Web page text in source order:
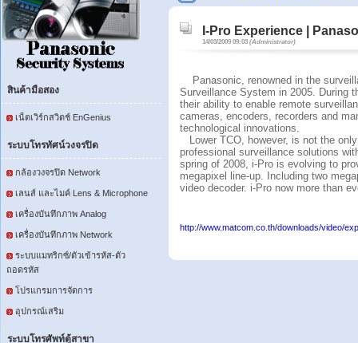
สินค้ามือสอง
เน็ตเวิร์กสวิตช์ EnGenius
ระบบโทรทัศน์วงจรปิด
กล้องวงจรปิด Network
เลนส์ และไมค์ Lens & Microphone
เครื่องบันทึกภาพ Analog
เครื่องบันทึกภาพ Network
ระบบแมทริกซ์/ตัวเข้ารหัส-ตัว
ถอดรหัส
โปรแกรมการจัดการ
อุปกรณ์เสริม
ระบบโทรศัพท์ตู้สาขา
I-Pro Experience |
14/03/2009 09:03 (Administrator)
Panasonic, renowned in the
Surveillance System in 2005. During
their ability to enable remote
cameras, encoders, recorders and
technological innovations.
Lower TCO, however, is not the
professional surveillance solutions
spring of 2008, i-Pro is evolving to
megapixel line-up. Including two
video decoder. i-Pro now more than
http://www.matcom.co.th/downloads/video/